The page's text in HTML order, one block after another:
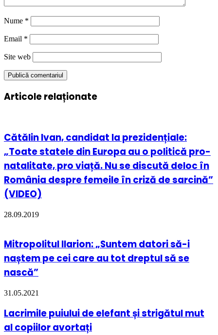
Nume *
Email *
Site web
Articole relaționate
Cătălin Ivan, candidat la prezidențiale:
„Toate statele din Europa au o politică pro-
natalitate, pro viață. Nu se discută deloc în
România despre femeile în criză de sarcină”
(VIDEO)
28.09.2019
Mitropolitul Ilarion: „Suntem datori să-i
naștem pe cei care au tot dreptul să se
nască”
31.05.2021
Lacrimile puiului de elefant și strigătul mut
al copiilor avortați